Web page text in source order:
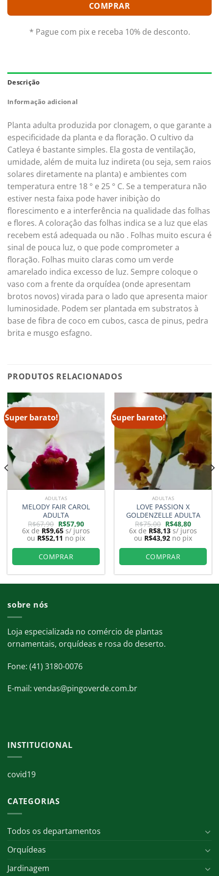
COMPRAR
* Pague com pix e receba 10% de desconto.
Descrição
Informação adicional
Planta adulta produzida por clonagem, o que garante a
especificidade da planta e da floração. O cultivo da
Catleya é bastante simples. Ela gosta de ventilação,
umidade, além de muita luz indireta (ou seja, sem raios
solares diretamente na planta) e ambientes com
temperatura entre 18 ° e 25 ° C. Se a temperatura não
estiver nesta faixa pode haver inibiçào do
florescimento e a interferência na qualidade das folhas
e flores. A coloraçâo das folhas indica se a luz que elas
recebem está adequada ou não . Folhas muito escura é
sinal de pouca luz, o que pode comprometer a
floração. Folhas muito claras como um verde
amarelado indica excesso de luz. Sempre coloque o
vaso com a frente da orquídea (onde apresentam
brotos novos) virada para o lado que apresenta maior
luminosidade. Podem ser plantada em substratos à
base de fibra de coco em cubos, casca de pinus, pedra
brita e musgo esfagno.
PRODUTOS RELACIONADOS
Super barato!
ADULTAS
MELODY FAIR CAROL
ADULTA
R$67,90 O
preço
original
era:
R$67,90.
R$57,90O
preço
atual
é:
R$57,90.
6x de R$9,65 s/ juros
ou R$52,11 no pix
COMPRAR
Super barato!
ADULTAS
LOVE PASSION X
GOLDENZELLE ADULTA
R$75,00 O
preço
original
era:
R$75,00.
R$48,80O
preço
atual
é:
R$48,80.
6x de R$8,13 s/ juros
ou R$43,92 no pix
COMPRAR
sobre nós
Loja especializada no comércio de plantas
ornamentais, orquídeas e rosa do deserto.
Fone: (41) 3180-0076
E-mail: vendas@pingoverde.com.br
INSTITUCIONAL
covid19
CATEGORIAS
Todos os departamentos
Orquídeas
Jardinagem